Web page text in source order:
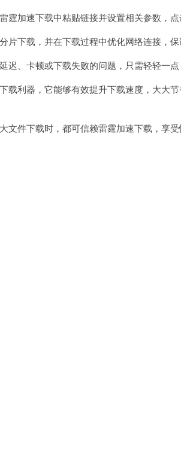
加速下载中粘贴链接并设置相关参数，点
下载，并在下载过程中优化网络连接，保
、卡顿或下载失败的问题，只需轻轻一点
利器，它能够有效提升下载速度，大大
件下载时，都可信赖雷霆加速下载，享受